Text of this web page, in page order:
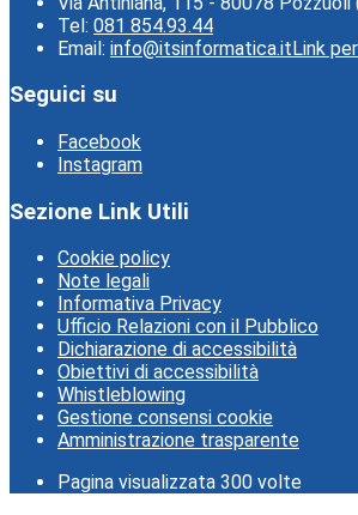
Tel: 081 854.93.44
Email: info@itsinformatica.itLink
Seguici su
Facebook
Instagram
Sezione Link Utili
Cookie policy
Note legali
Informativa Privacy
Ufficio Relazioni con il Pubblico
Dichiarazione di accessibilità
Obiettivi di accessibilità
Whistleblowing
Gestione consensi cookie
Amministrazione trasparente
Pagina visualizzata 300 volte